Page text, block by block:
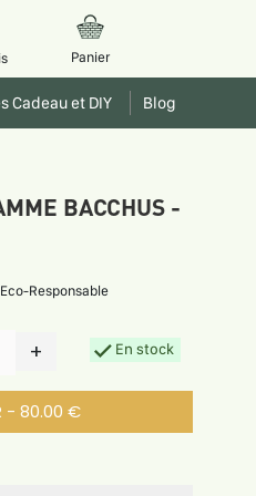
Panier
Cadeau et DIY Blog
BACCHUS -
Eco-Responsable
+ En stock
- 80.00 €